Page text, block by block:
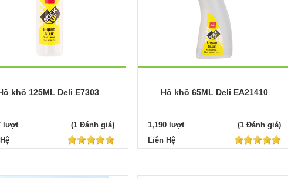
khô 125ML Deli E7303
lượt
(1 Đánh giá)
Hồ khô 65ML Deli EA21410
1,190 lượt
(1 Đánh giá)
Liên Hệ